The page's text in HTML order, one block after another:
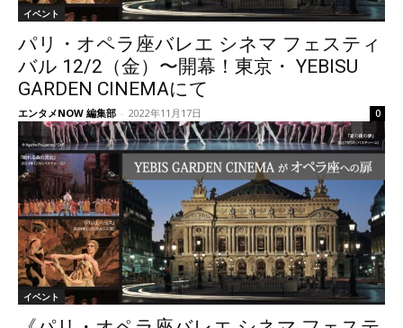
イベント
パリ・オペラ座バレエ シネマ フェスティ
バル 12/2（金）〜開幕！東京・ YEBISU
GARDEN CINEMAにて
エンタメNOW 編集部 - 2022年11月17日 0
イベント